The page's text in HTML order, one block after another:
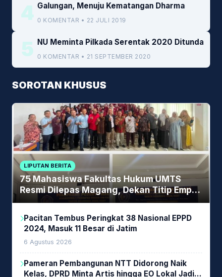
4 Galungan, Menuju Kematangan Dharma
0 KOMENTAR • 22 JULI 2019
5 NU Meminta Pilkada Serentak 2020 Ditunda
0 KOMENTAR • 21 SEPTEMBER 2020
SOROTAN KHUSUS
LIPUTAN BERITA
75 Mahasiswa Fakultas Hukum UMTS
Resmi Dilepas Magang, Dekan Titip Empat
Pesan Penting
Pacitan Tembus Peringkat 38 Nasional EPPD
2024, Masuk 11 Besar di Jatim
6 Agustus 2026
Pameran Pembangunan NTT Didorong Naik
Kelas, DPRD Minta Artis hingga EO Lokal Jadi